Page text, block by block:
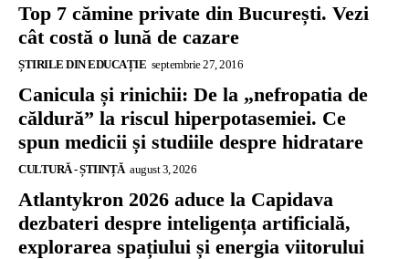
Top 7 cămine private din București. Vezi
cât costă o lună de cazare
ȘTIRILE DIN EDUCAȚIE septembrie 27, 2016
Canicula și rinichii: De la „nefropatia de
căldură” la riscul hiperpotasemiei. Ce
spun medicii și studiile despre hidratare
CULTURĂ - ȘTIINȚĂ august 3, 2026
Atlantykron 2026 aduce la Capidava
dezbateri despre inteligența artificială,
explorarea spațiului și energia viitorului